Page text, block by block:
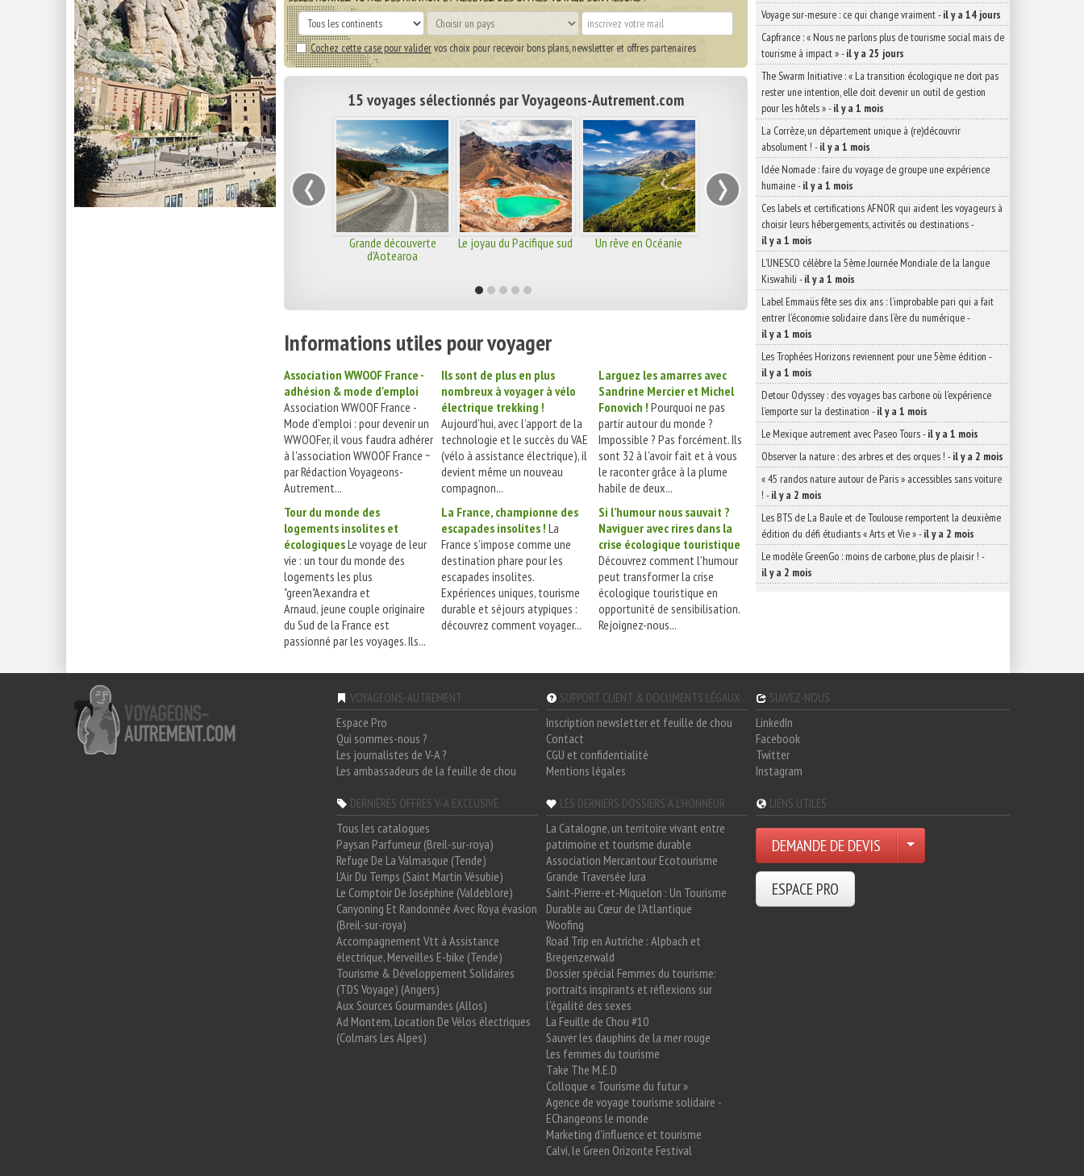
Cochez cette case pour validervos choix pour recevoir bons plans, newsletter et offres partenaires
15 voyages sélectionnés par Voyageons-Autrement.com
Grande découverte
d'Aotearoa
Le joyau du Pacifique sud Un rêve en Océanie
‹ ›
Informations utiles pour voyager
Association WWOOF France -
adhésion & mode d'emploi
Association WWOOF France -
Mode d'emploi : pour devenir un
WWOOFer, il vous faudra adhérer
à l'association WWOOF France ~
par Rédaction Voyageons-
Autrement...
Ils sont de plus en plus
nombreux à voyager à vélo
électrique trekking !
Aujourd’hui, avec l’apport de la
technologie et le succès du VAE
(vélo à assistance électrique), il
devient même un nouveau
compagnon...
Larguez les amarres avec
Sandrine Mercier et Michel
Fonovich ! Pourquoi ne pas
partir autour du monde ?
Impossible ? Pas forcément. Ils
sont 32 à l’avoir fait et à vous
le raconter grâce à la plume
habile de deux...
Tour du monde des
logements insolites et
écologiquesLe voyage de leur
vie : un tour du monde des
logements les plus
"green"Aexandra et
Arnaud, jeune couple originaire
du Sud de la France est
passionné par les voyages. Ils...
La France, championne des
escapades insolites ! La
France s’impose comme une
destination phare pour les
escapades insolites.
Expériences uniques, tourisme
durable et séjours atypiques :
découvrez comment voyager...
Si l’humour nous sauvait ?
Naviguer avec rires dans la
crise écologique touristique
Découvrez comment l'humour
peut transformer la crise
écologique touristique en
opportunité de sensibilisation.
Rejoignez-nous...
Voyage sur-mesure : ce qui change vraiment-il y a 14 jours
Capfrance : « Nous ne parlons plus de tourisme social mais de
tourisme à impact »-il y a 25 jours
The Swarm Initiative : « La transition écologique ne doit pas
rester une intention, elle doit devenir un outil de gestion
pour les hôtels »-il y a 1 mois
La Corrèze, un département unique à (re)découvrir
absolument ! -il y a 1 mois
Idée Nomade : faire du voyage de groupe une expérience
humaine-il y a 1 mois
Ces labels et certifications AFNOR qui aident les voyageurs à
choisir leurs hébergements, activités ou destinations-
il y a 1 mois
L’UNESCO célèbre la 5ème Journée Mondiale de la langue
Kiswahili -il y a 1 mois
Label Emmaüs fête ses dix ans : l’improbable pari qui a fait
entrer l’économie solidaire dans l’ère du numérique-
il y a 1 mois
Les Trophées Horizons reviennent pour une 5ème édition -
il y a 1 mois
Detour Odyssey : des voyages bas carbone où l’expérience
l’emporte sur la destination -il y a 1 mois
Le Mexique autrement avec Paseo Tours-il y a 1 mois
Observer la nature : des arbres et des orques ! -il y a 2 mois
« 45 randos nature autour de Paris » accessibles sans voiture
! -il y a 2 mois
Les BTS de La Baule et de Toulouse remportent la deuxième
édition du défi étudiants « Arts et Vie »-il y a 2 mois
Le modèle GreenGo : moins de carbone, plus de plaisir ! -
il y a 2 mois
VOYAGEONS-AUTREMENT
Espace Pro
Qui sommes-nous ?
Les journalistes de V-A ?
Les ambassadeurs de la feuille de chou
SUPPORT CLIENT & DOCUMENTS LÉGAUX
Inscription newsletter et feuille de chou
Contact
CGU et confidentialité
Mentions légales
SUIVEZ-NOUS
LinkedIn
Facebook
Twitter
Instagram
DERNIÈRES OFFRES V-A EXCLUSIVE
Tous les catalogues
Paysan Parfumeur (Breil-sur-roya)
Refuge De La Valmasque (Tende)
L'Air Du Temps (Saint Martin Vésubie)
Le Comptoir De Joséphine (Valdeblore)
Canyoning Et Randonnée Avec Roya évasion
(Breil-sur-roya)
Accompagnement Vtt à Assistance
électrique, Merveilles E-bike (Tende)
Tourisme & Développement Solidaires
(TDS Voyage) (Angers)
Aux Sources Gourmandes (Allos)
Ad Montem, Location De Vélos électriques
(Colmars Les Alpes)
LES DERNIERS DOSSIERS A L'HONNEUR
La Catalogne, un territoire vivant entre
patrimoine et tourisme durable
Association Mercantour Ecotourisme
Grande Traversée Jura
Saint-Pierre-et-Miquelon : Un Tourisme
Durable au Cœur de l'Atlantique
Woofing
Road Trip en Autriche : Alpbach et
Bregenzerwald
Dossier spécial Femmes du tourisme:
portraits inspirants et réflexions sur
l'égalité des sexes
La Feuille de Chou #10
Sauver les dauphins de la mer rouge
Les femmes du tourisme
Take The M.E.D
Colloque « Tourisme du futur »
Agence de voyage tourisme solidaire -
EChangeons le monde
Marketing d'influence et tourisme
Calvi, le Green Orizonte Festival
LIENS UTILES
DEMANDE DE DEVIS
ESPACE PRO